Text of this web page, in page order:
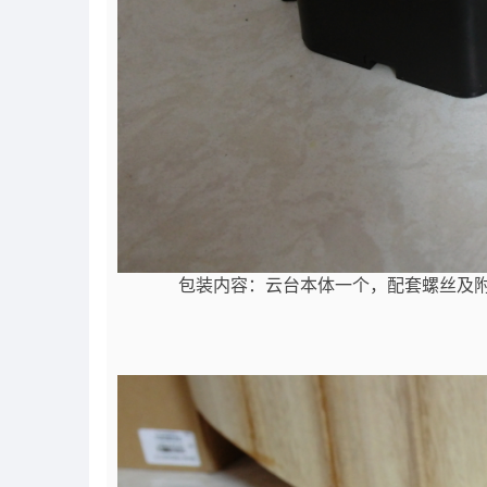
包装内容：云台本体一个，配套螺丝及附